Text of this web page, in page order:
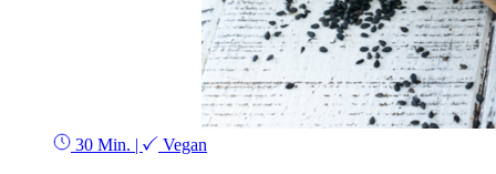
30 Min. | Vegan